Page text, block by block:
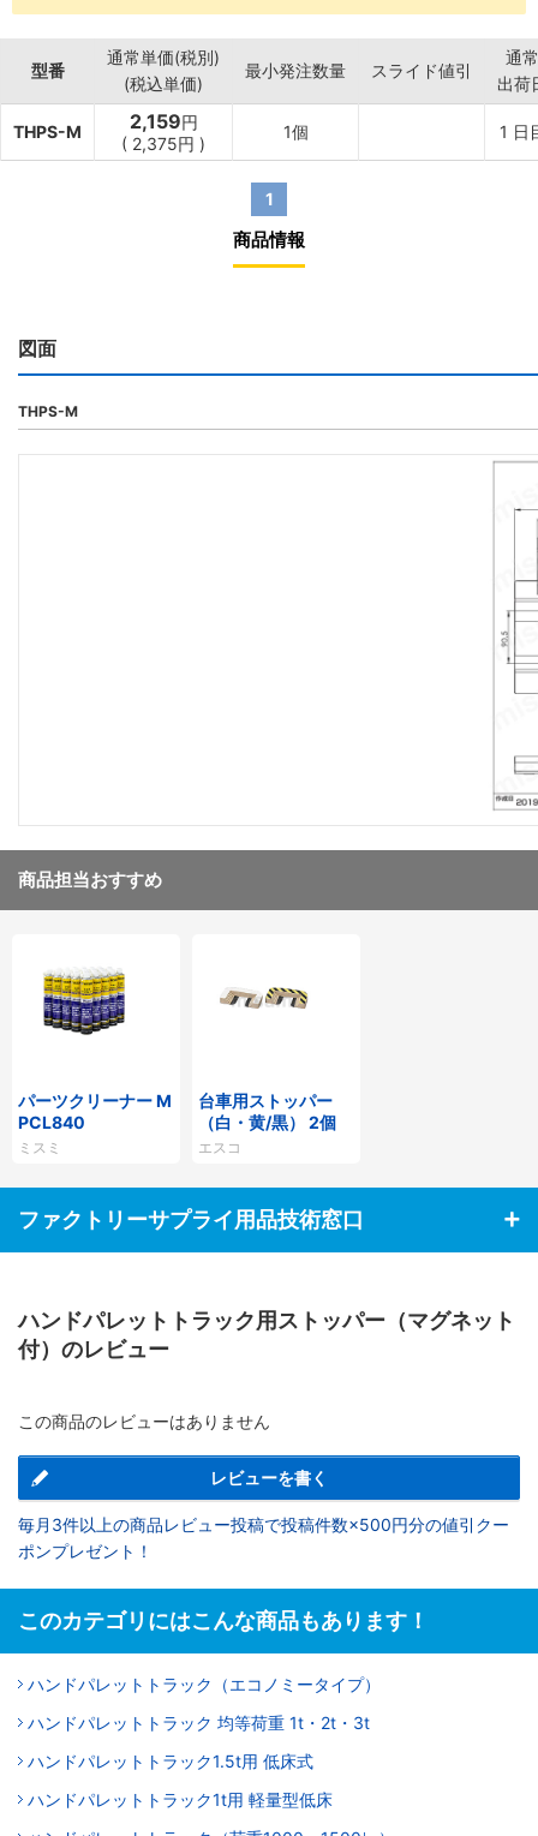
･ハイインパクトポリプロピレン
型番
通常単価(税別)
(税込単価)
最小発注数量 スライド値引
通常
出荷
THPS-M 2,159円
( 2,375円 )
1個 1 日
1
商品情報
図面
THPS-M
商品担当おすすめ
パーツクリーナー M
PCL840
ミスミ
台車用ストッパー
（白・黄/黒） 2個
エスコ
ファクトリーサプライ用品技術窓口
ハンドパレットトラック用ストッパー（マグネット
付）のレビュー
この商品のレビューはありません
レビューを書く
毎月3件以上の商品レビュー投稿で投稿件数×500円分の値引クー
ポンプレゼント！
このカテゴリにはこんな商品もあります！
ハンドパレットトラック（エコノミータイプ）
ハンドパレットトラック 均等荷重 1t・2t・3t
ハンドパレットトラック1.5t用 低床式
ハンドパレットトラック1t用 軽量型低床